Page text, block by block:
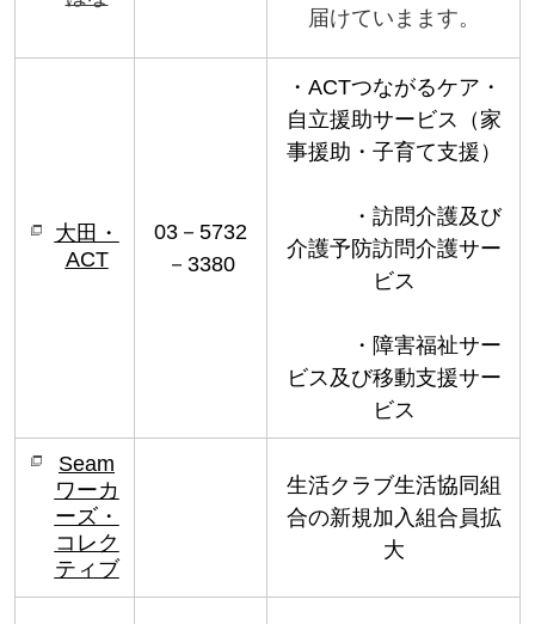
届けていまます。
大田・
ACT
03－5732
－3380
・ACTつながるケア・
自立援助サービス（家
事援助・子育て支援）
・訪問介護及び
介護予防訪問介護サー
ビス
・障害福祉サー
ビス及び移動支援サー
ビス
Seam
ワーカ
ーズ・
コレク
ティブ
生活クラブ生活協同組
合の新規加入組合員拡
大